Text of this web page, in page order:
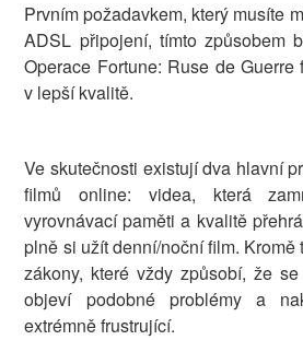
Prvním požadavkem, který musíte
ADSL připojení, tímto způsobem
Operace Fortune: Ruse de
v lepší kvalitě.
Ve skutečnosti existují dva hlavní
filmů online: videa, která
vyrovnávací paměti a kvalitě
plně si užít denní/noční film.
zákony, které vždy způsobí, že
objeví podobné problémy a
extrémně frustrující.